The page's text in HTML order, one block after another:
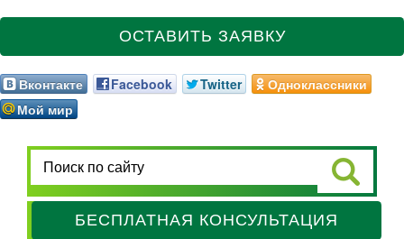
ОСТАВИТЬ ЗАЯВКУ
Вконтакте Facebook Twitter
Одноклассники
Мой мир
БЕСПЛАТНАЯ КОНСУЛЬТАЦИЯ